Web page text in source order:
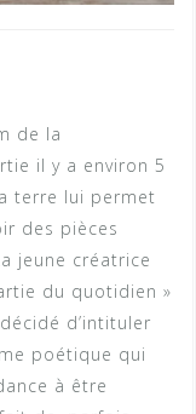
de la
il y a environ 5
terre lui permet
des pièces
jeune créatrice
du quotidien »
d’intituler
poétique qui
à être